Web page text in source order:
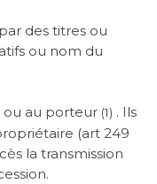
des titres ou
ou nom du
ou au porteur (1) . Ils
(art 249
la transmission